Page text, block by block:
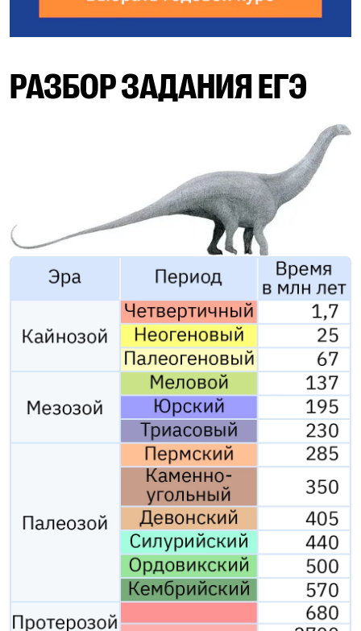
РАЗБОР ЗАДАНИЯ ЕГЭ